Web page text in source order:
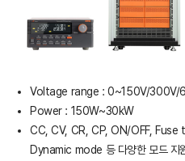
Voltage range : 0~150V/300V/
Power : 150W~30kW
CC, CV, CR, CP, ON/OFF,
Dynamic mode 등 다양한 모드 지